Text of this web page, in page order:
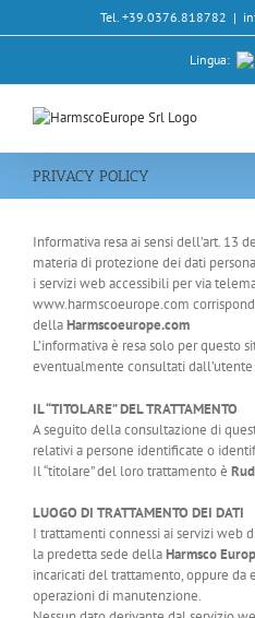
Tel. +39.0376.818782 |
Lingua:
PRIVACY POLICY
Informativa resa ai sensi dell’art. 13
materia di protezione dei dati
i servizi web accessibili per via
www.harmscoeurope.com
dellaHarmscoeurope.com
L’informativa è resa solo per questo
eventualmente consultati
IL “TITOLARE” DEL TRATTAMENTO
A seguito della consultazione di
relativi a persone identificate o
Il “titolare” del loro trattamento è
LUOGO DI TRATTAMENTO DEI DATI
I trattamenti connessi ai servizi web
la predetta sede dellaHarmsco
incaricati del trattamento, oppure da
operazioni di manutenzione.